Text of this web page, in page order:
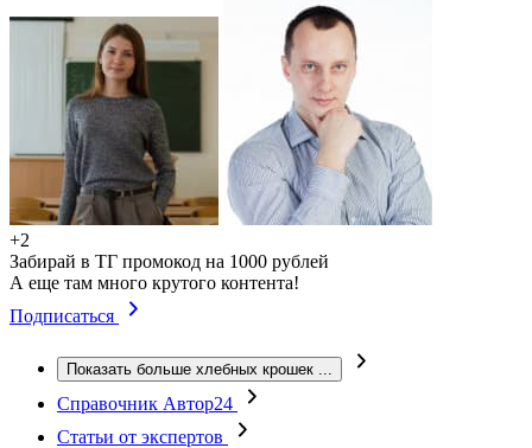
+2
Забирай в ТГ промокод на 1000 рублей
А еще там много крутого контента!
Подписаться
Показать больше хлебных крошек ...
Справочник Автор24
Статьи от экспертов